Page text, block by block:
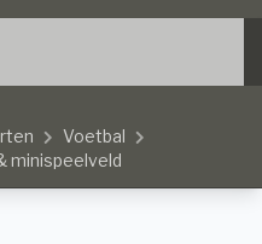
Voetbal
minispeelveld